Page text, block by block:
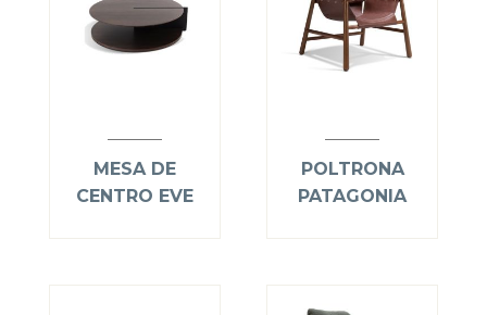
MESA DE
CENTRO EVE
POLTRONA
PATAGONIA